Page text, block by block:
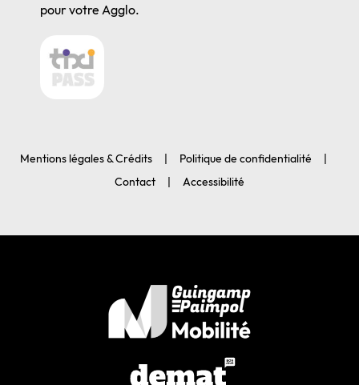
pour votre Agglo.
Mentions légales & Crédits
Politique de confidentialité
Contact
Accessibilité